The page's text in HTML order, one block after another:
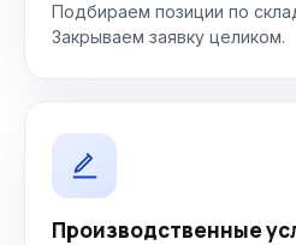
Подбираем позиции по
Закрываем заявку целиком.
Производственные